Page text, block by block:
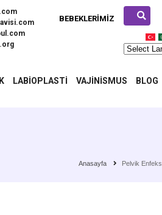
BEBEKLERIMIZ
LABIOPLASTI VAJINISMUS BLOG
Anasayfa Pelvik